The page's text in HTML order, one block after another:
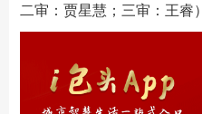
二审：贾星慧；三审：王睿）